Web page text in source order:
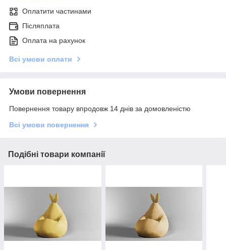
Оплатити частинами
Післяплата
Оплата на рахунок
Всі умови оплати
Умови повернення
Повернення товару впродовж 14 днів за домовленістю
Всі умови повернення
Подібні товари компанії